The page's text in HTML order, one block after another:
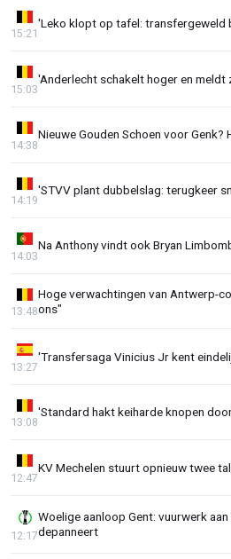
'Leko klopt op tafel: transfergeweld
15:21
'Anderlecht schakelt hoger en meldt
15:03
Nieuwe Gouden Schoen voor Genk?
14:38
'STVV plant dubbelslag: terugkeer
14:19
Na Anthony vindt ook Bryan
14:03
Hoge verwachtingen van Antwerp-
ons"
13:48
'Transfersaga Vinicius Jr kent
13:27
'Standard hakt keiharde knopen
13:08
KV Mechelen stuurt opnieuw twee
12:47
Woelige aanloop Gent: vuurwerk
depanneert
12:17